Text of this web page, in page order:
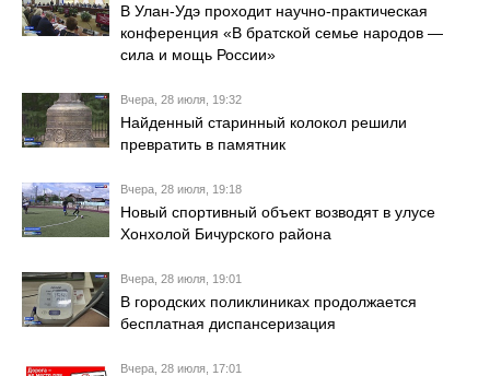
В Улан-Удэ проходит научно-практическая
конференция «В братской семье народов —
сила и мощь России»
Вчера, 28 июля, 19:32
Найденный старинный колокол решили
превратить в памятник
Вчера, 28 июля, 19:18
Новый спортивный объект возводят в улусе
Хонхолой Бичурского района
Вчера, 28 июля, 19:01
В городских поликлиниках продолжается
бесплатная диспансеризация
Вчера, 28 июля, 17:01